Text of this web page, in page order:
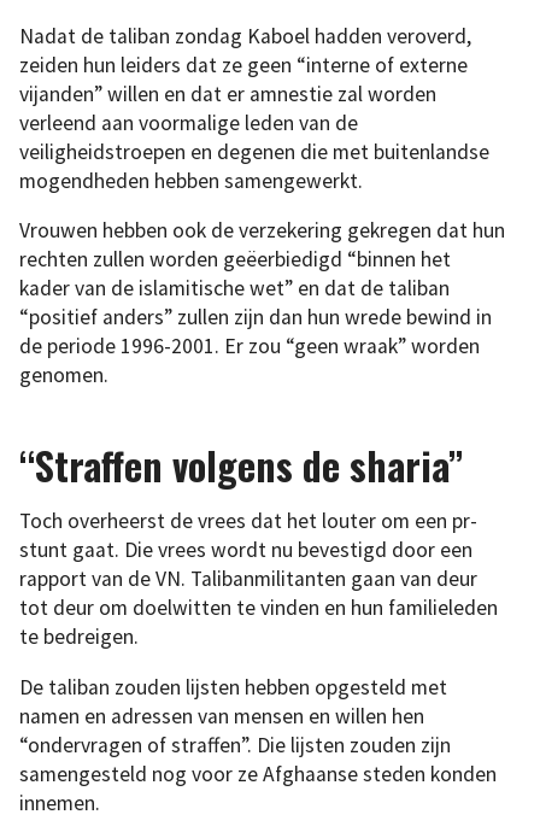
Nadat de taliban zondag Kaboel hadden veroverd,
zeiden hun leiders dat ze geen “interne of externe
vijanden” willen en dat er amnestie zal worden
verleend aan voormalige leden van de
veiligheidstroepen en degenen die met buitenlandse
mogendheden hebben samengewerkt.
Vrouwen hebben ook de verzekering gekregen dat hun
rechten zullen worden geëerbiedigd “binnen het
kader van de islamitische wet” en dat de taliban
“positief anders” zullen zijn dan hun wrede bewind in
de periode 1996-2001. Er zou “geen wraak” worden
genomen.
“Straffen volgens de sharia”
Toch overheerst de vrees dat het louter om een pr-
stunt gaat. Die vrees wordt nu bevestigd door een
rapport van de VN. Talibanmilitanten gaan van deur
tot deur om doelwitten te vinden en hun familieleden
te bedreigen.
De taliban zouden lijsten hebben opgesteld met
namen en adressen van mensen en willen hen
“ondervragen of straffen”. Die lijsten zouden zijn
samengesteld nog voor ze Afghaanse steden konden
innemen.